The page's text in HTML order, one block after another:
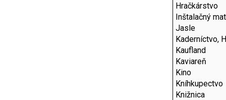
Hračkárstvo
Inštalačný
Jasle
Kaderníctvo,
Kaufland
Kaviareň
Kino
Kníhkupectvo
Knižnica